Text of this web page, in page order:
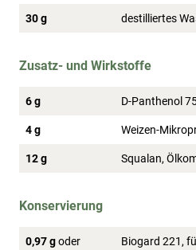
30 g destilliertes
Zusatz- und Wirkstoffe
6 g D-Panthenol
4 g Weizen-
12 g Squalan,
Konservierung
0,97 goder
Biogard 221,